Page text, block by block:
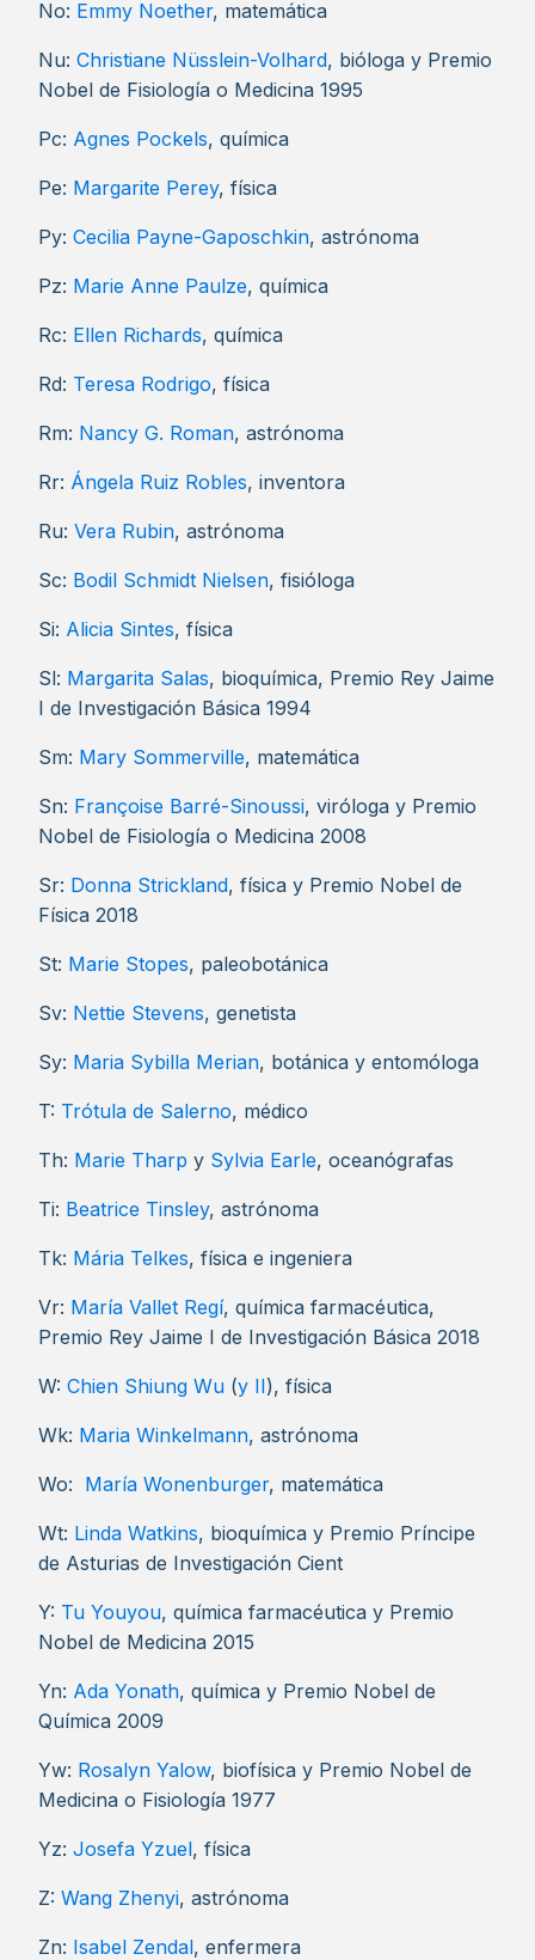
No: Emmy Noether, matemática
Nu: Christiane Nüsslein-Volhard, bióloga y Premio
Nobel de Fisiología o Medicina 1995
Pc: Agnes Pockels, química
Pe: Margarite Perey, física
Py: Cecilia Payne-Gaposchkin, astrónoma
Pz: Marie Anne Paulze, química
Rc: Ellen Richards, química
Rd: Teresa Rodrigo, física
Rm: Nancy G. Roman, astrónoma
Rr: Ángela Ruiz Robles, inventora
Ru: Vera Rubin, astrónoma
Sc: Bodil Schmidt Nielsen, fisióloga
Si: Alicia Sintes, física
Sl: Margarita Salas, bioquímica, Premio Rey Jaime
I de Investigación Básica 1994
Sm: Mary Sommerville, matemática
Sn: Françoise Barré-Sinoussi, viróloga y Premio
Nobel de Fisiología o Medicina 2008
Sr: Donna Strickland, física y Premio Nobel de
Física 2018
St: Marie Stopes, paleobotánica
Sv: Nettie Stevens, genetista
Sy: Maria Sybilla Merian, botánica y entomóloga
T: Trótula de Salerno, médico
Th: Marie Tharp y Sylvia Earle, oceanógrafas
Ti: Beatrice Tinsley, astrónoma
Tk: Mária Telkes, física e ingeniera
Vr: María Vallet Regí, química farmacéutica,
Premio Rey Jaime I de Investigación Básica 2018
W: Chien Shiung Wu (y II), física
Wk: Maria Winkelmann, astrónoma
Wo: María Wonenburger, matemática
Wt: Linda Watkins, bioquímica y Premio Príncipe
de Asturias de Investigación Cient
Y: Tu Youyou, química farmacéutica y Premio
Nobel de Medicina 2015
Yn: Ada Yonath, química y Premio Nobel de
Química 2009
Yw: Rosalyn Yalow, biofísica y Premio Nobel de
Medicina o Fisiología 1977
Yz: Josefa Yzuel, física
Z: Wang Zhenyi, astrónoma
Zn: Isabel Zendal, enfermera